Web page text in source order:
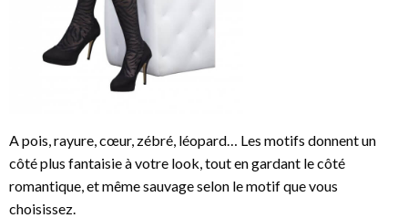
A pois, rayure, cœur, zébré, léopard… Les motifs donnent un
côté plus fantaisie à votre look, tout en gardant le côté
romantique, et même sauvage selon le motif que vous
choisissez.